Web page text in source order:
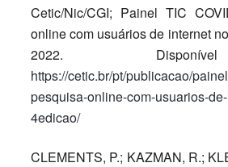
Cetic/Nic/CGI; Painel TIC
online com usuários de internet
2022.
https://cetic.br/pt/publicacao/
pesquisa-online-com-usuarios-
4edicao/
CLEMENTS, P.; KAZMAN, R.;